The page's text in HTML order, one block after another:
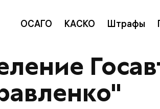
ОСАГО КАСКО Штрафы